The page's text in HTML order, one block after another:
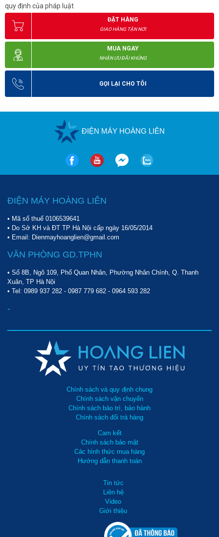
quy định của pháp luật
ĐẶT HÀNG
GIAO HÀNG TẬN NƠI
MUA NGAY
NHẬN ƯU ĐÃI KHỦNG
GỌI LẠI CHO TÔI
ĐIỆN MÁY HOÀNG LIÊN
ĐIỆN MÁY HOÀNG LIÊN
• Mã số thuế 0106539641
• Do Sở KH và ĐT TP Hà Nội cấp ngày 16/05/2014
• Email: Dienmayhoanglien@gmail.com
VĂN PHÒNG GD.TPHN
• Số 8B, Ngõ 109, Phố Quan Nhân, Phường Nhân Chính, Q. Thanh
Xuân, TP Hà Nội
• Tel: 0989 937 282 - 0987 779 682 - 0964 593 282
-
Chính sách và quy định chung
Chính sách vận chuyển
Chính sách bảo trì, bảo hành
Chính sách đổi trả hàng
Cam kết
Chính sách bảo mật
Các hình thức mua hàng
Hướng dẫn thanh toán
Tin tức
Liên hệ
Video
Giới thiệu